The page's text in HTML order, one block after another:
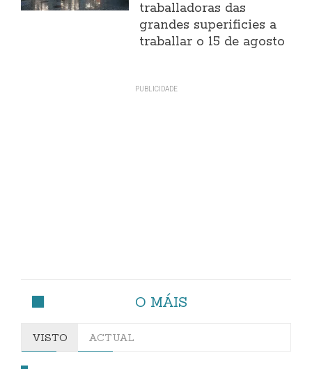
traballadoras das
grandes superificies a
traballar o 15 de agosto
O MÁIS
VISTO ACTUAL